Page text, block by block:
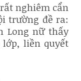
nghiêm cẩn
trường đề ra:
Long nữ thấy
liền quyết